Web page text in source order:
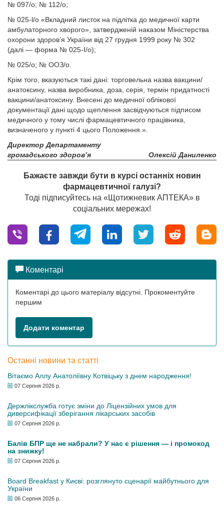
№ 097/о; № 112/о;
№ 025-l/о «Вкладний листок на підлітка до медичної карти
амбулаторного хворого», затвердженій наказом Міністерства
охорони здоров’я України від 27 грудня 1999 року № 302
(далі — форма № 025-І/о);
№ 025/о; № ООЗ/о.
Крім того, вказуються такі дані: торговельна назва вакцини/
анатоксину, назва виробника, доза, серія, термін придатності
вакцини/анатоксину. Внесені до медичної облікової
документації дані щодо щеплення засвідчуються підписом
медичного у тому числі фармацевтичного працівника,
визначеного у пункті 4 цього Положення.».
Директор Департаменту
громадського здоров’я
Олексій Даниленко
Бажаєте завжди бути в курсі останніх новин
фармацевтичної галузі?
Тоді підписуйтесь на «Щотижневик АПТЕКА» в
соціальних мережах!
Коментарі
Коментарі до цього матеріалу відсутні. Прокоментуйте
першим
Додати коментар
Останні новини та статті
Вітаємо Аллу Анатоліївну Котвіцьку з днем народження!
07 Серпня 2026 р.
Держлікслужба готує зміни до Ліцензійних умов для
диверсифікації зберігання лікарських засобів
07 Серпня 2026 р.
Балів БПР ще не набрали? У нас є рішення — і промокод
на знижку!
07 Серпня 2026 р.
Board Breakfast у Києві: розглянуто сценарії майбутнього для
України
06 Серпня 2026 р.